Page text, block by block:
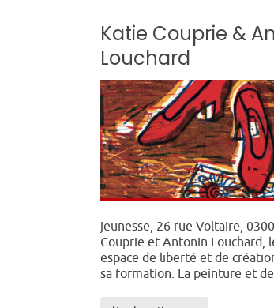
Katie Couprie &
Louchard
jeunesse, 26 rue Voltaire,
Couprie et Antonin Louchard,
espace de liberté et de
sa formation. La peinture et